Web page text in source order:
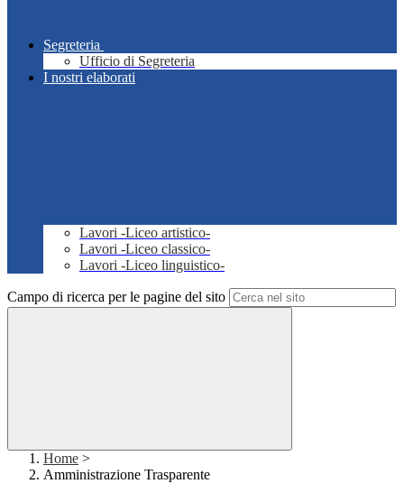
Segreteria
Ufficio di Segreteria
I nostri elaborati
Lavori -Liceo artistico-
Lavori -Liceo classico-
Lavori -Liceo linguistico-
Campo di ricerca per le pagine del sito
Home >
Amministrazione Trasparente